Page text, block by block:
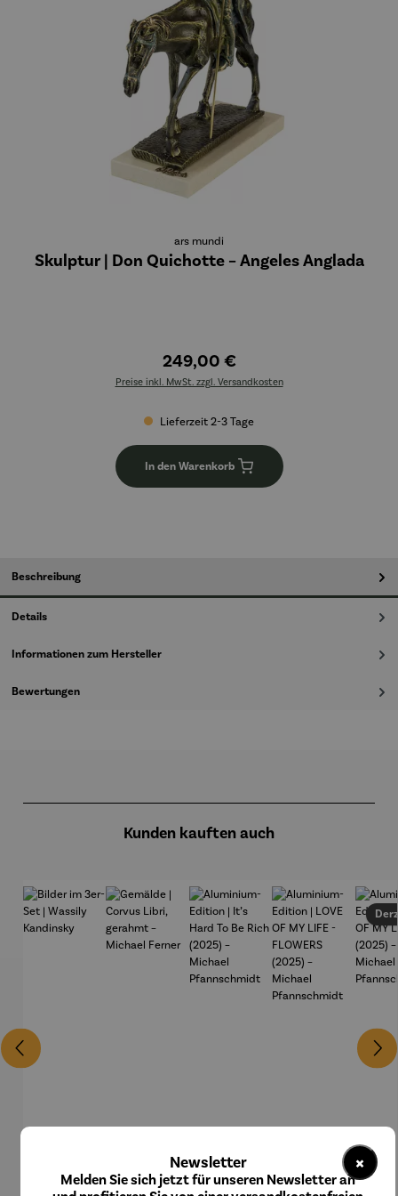
ars mundi
Skulptur | Don Quichotte – Angeles Anglada
249,00 €
Preise inkl. MwSt. zzgl. Versandkosten
Lieferzeit 2-3 Tage
In den Warenkorb
Beschreibung
Details
Informationen zum Hersteller
Bewertungen
Kunden kauften auch
×
Newsletter
Melden Sie sich jetzt für unseren Newsletter an